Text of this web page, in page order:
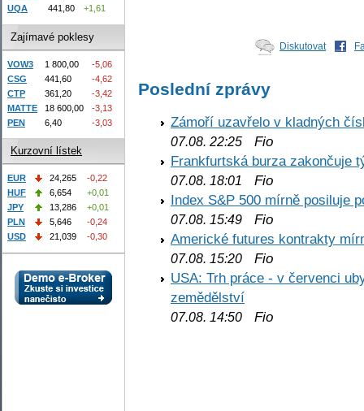
Diskutovat
Poslední zprávy
Zámoří uzavřelo v kladných
07.08. 22:25 Fio
Frankfurtská burza zakončuje
07.08. 18:01
Fio
Index S&P 500 mírně posiluje
07.08. 15:49 Fio
Americké futures kontrakty
07.08. 15:20 Fio
USA: Trh práce - v červenci
zemědělství
07.08. 14:50 Fio
UQA
441,80 +1,61
Zajímavé poklesy
VOW3 1 800,00
-5,06
CSG
441,60
-4,62
CTP
361,20
-3,42
MATTE
18 600,00
-3,13
PEN
6,40 -3,03
Kurzovní lístek
EUR 24,265
-0,22
HUF
6,654
+0,01
JPY
13,286
+0,01
PLN
5,646
-0,24
USD
21,039 -0,30